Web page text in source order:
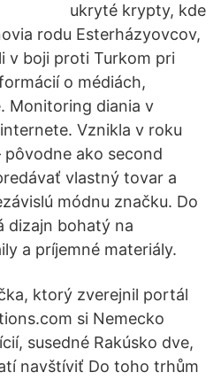
ukryté krypty, kde
rodu Esterházyovcov,
v boji proti Turkom pri
o médiách,
Monitoring diania v
Vznikla v roku
ako second
vlastný tovar a
módnu značku. Do
dizajn bohatý na
a príjemné materiály.
ktorý zverejnil portál
si Nemecko
susedné Rakúsko dve,
navštíviť Do toho trhům